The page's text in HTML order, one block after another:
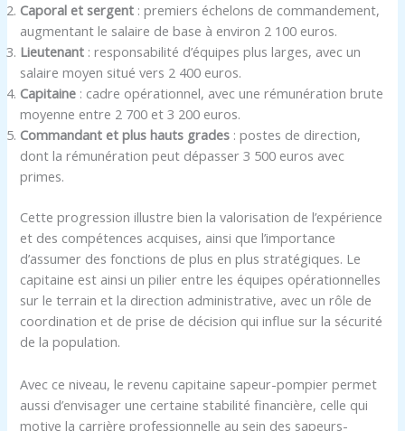
Caporal et sergent : premiers échelons de commandement,
augmentant le salaire de base à environ 2 100 euros.
Lieutenant : responsabilité d’équipes plus larges, avec un
salaire moyen situé vers 2 400 euros.
Capitaine : cadre opérationnel, avec une rémunération brute
moyenne entre 2 700 et 3 200 euros.
Commandant et plus hauts grades : postes de direction,
dont la rémunération peut dépasser 3 500 euros avec
primes.
Cette progression illustre bien la valorisation de l’expérience
et des compétences acquises, ainsi que l’importance
d’assumer des fonctions de plus en plus stratégiques. Le
capitaine est ainsi un pilier entre les équipes opérationnelles
sur le terrain et la direction administrative, avec un rôle de
coordination et de prise de décision qui influe sur la sécurité
de la population.
Avec ce niveau, le revenu capitaine sapeur-pompier permet
aussi d’envisager une certaine stabilité financière, celle qui
motive la carrière professionnelle au sein des sapeurs-